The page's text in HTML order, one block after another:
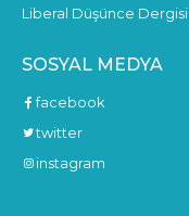
Liberal Düşünce Dergisi
SOSYAL MEDYA
facebook
twitter
instagram